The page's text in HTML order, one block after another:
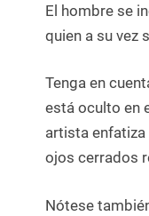
El hombre se
quien a su vez
Tenga en
está oculto en
artista enfatiza
ojos cerrados
Nótese